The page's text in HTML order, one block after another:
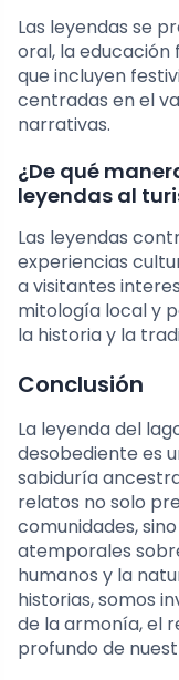
Las leyendas se
oral, la educación
que incluyen
centradas en el
narrativas.
¿De qué
leyendas al
Las leyendas
experiencias
a visitantes
mitología local y
la historia y la
Conclusión
La leyenda del
desobediente es
sabiduría
relatos no solo
comunidades,
atemporales
humanos y la
historias, somos
de la armonía, el
profundo de